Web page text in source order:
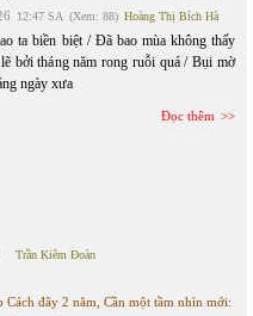
12:47 SA (Xem: 88) Hoàng Thị Bích Hà
ta biền biệt / Đã bao mùa không thấy
bởi tháng năm rong ruỗi quá / Bụi mờ
ngày xưa
Đọc thêm
Trần Kiêm Đoàn
Cách đây 2 năm, Cần một tầm nhìn mới: